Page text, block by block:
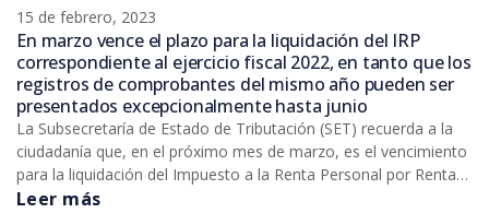
15 de febrero, 2023
En marzo vence el plazo para la liquidación del IRP
correspondiente al ejercicio fiscal 2022, en tanto que los
registros de comprobantes del mismo año pueden ser
presentados excepcionalmente hasta junio
La Subsecretaría de Estado de Tributación (SET) recuerda a la
ciudadanía que, en el próximo mes de marzo, es el vencimiento
para la liquidación del Impuesto a la Renta Personal por Rentas
provenientes de la prestación de Servicios Personales (IRP-RSP)
Leer más